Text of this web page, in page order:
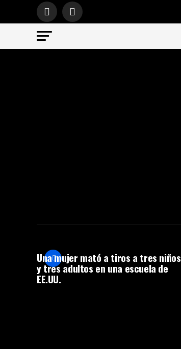
Una mujer mató a tiros a tres niños
y tres adultos en una escuela de
EE.UU.